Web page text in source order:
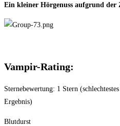
Ein kleiner Hörgenuss aufgrund der
Vampir-Rating:
Sternebewertung: 1 Stern
Ergebnis)
Blutdurst